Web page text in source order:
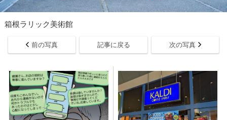
箱根ラリック美術館
前の写真 記事に戻る 次の写真